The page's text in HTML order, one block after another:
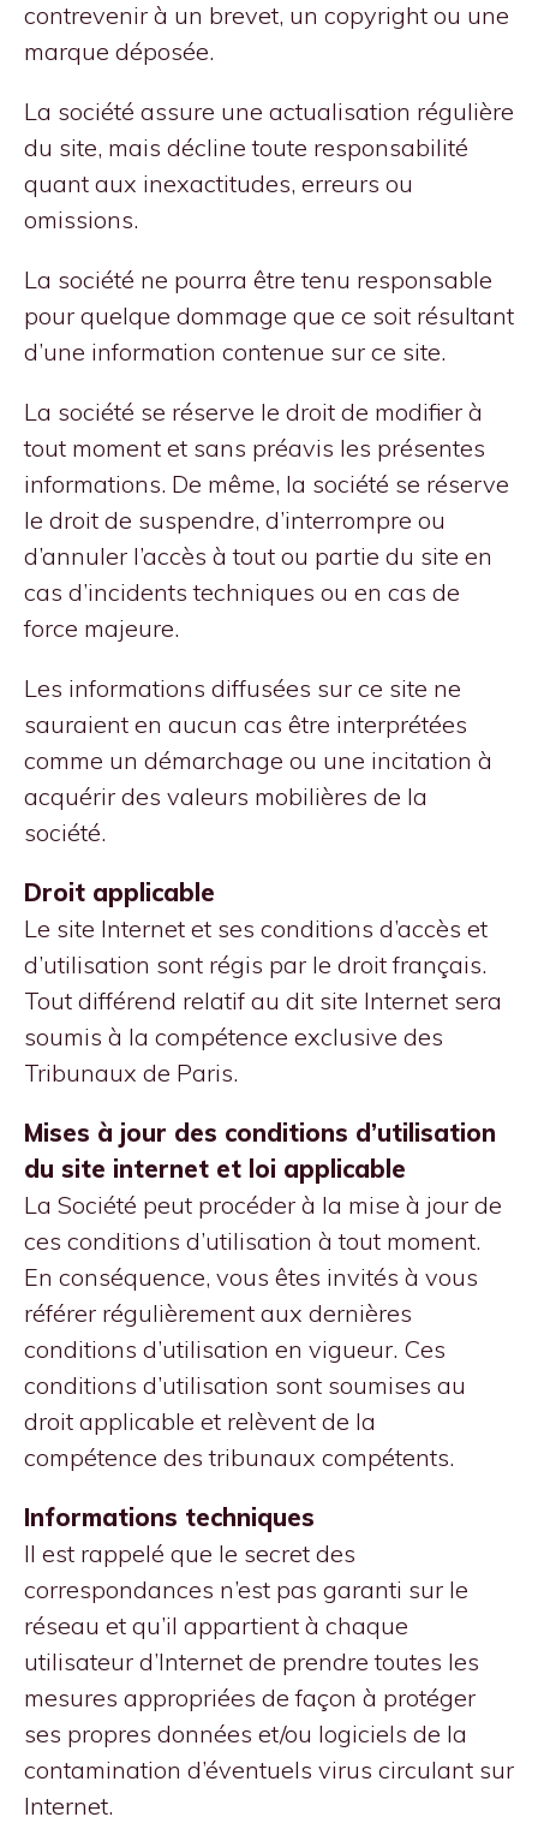
contrevenir à un brevet, un copyright ou une
marque déposée.
La société assure une actualisation régulière
du site, mais décline toute responsabilité
quant aux inexactitudes, erreurs ou
omissions.
La société ne pourra être tenu responsable
pour quelque dommage que ce soit résultant
d’une information contenue sur ce site.
La société se réserve le droit de modifier à
tout moment et sans préavis les présentes
informations. De même, la société se réserve
le droit de suspendre, d’interrompre ou
d’annuler l’accès à tout ou partie du site en
cas d’incidents techniques ou en cas de
force majeure.
Les informations diffusées sur ce site ne
sauraient en aucun cas être interprétées
comme un démarchage ou une incitation à
acquérir des valeurs mobilières de la
société.
Droit applicable
Le site Internet et ses conditions d’accès et
d’utilisation sont régis par le droit français.
Tout différend relatif au dit site Internet sera
soumis à la compétence exclusive des
Tribunaux de Paris.
Mises à jour des conditions d’utilisation
du site internet et loi applicable
La Société peut procéder à la mise à jour de
ces conditions d’utilisation à tout moment.
En conséquence, vous êtes invités à vous
référer régulièrement aux dernières
conditions d’utilisation en vigueur. Ces
conditions d’utilisation sont soumises au
droit applicable et relèvent de la
compétence des tribunaux compétents.
Informations techniques
Il est rappelé que le secret des
correspondances n’est pas garanti sur le
réseau et qu’il appartient à chaque
utilisateur d’Internet de prendre toutes les
mesures appropriées de façon à protéger
ses propres données et/ou logiciels de la
contamination d’éventuels virus circulant sur
Internet.